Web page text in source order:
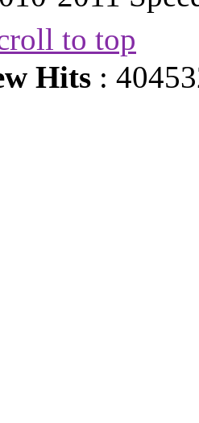
to top
Hits :